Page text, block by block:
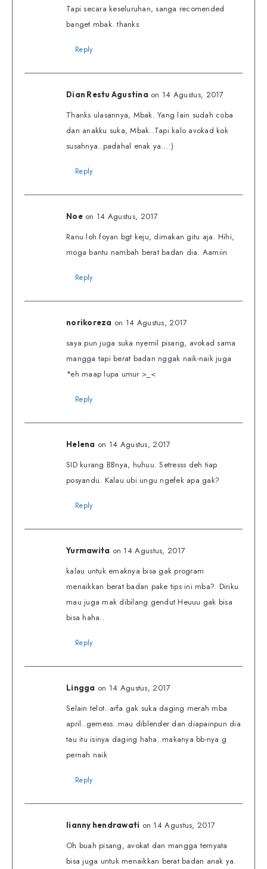
Tapi secara keseluruhan, sanga recomended
banget mbak. thanks
Reply
Dian Restu Agustina on 14 Agustus, 2017
Thanks ulasannya, Mbak. Yang lain sudah coba
dan anakku suka, Mbak..Tapi kalo avokad kok
susahnya..padahal enak ya…:)
Reply
Noe on 14 Agustus, 2017
Ranu loh foyan bgt keju, dimakan gitu aja. Hihi,
moga bantu nambah berat badan dia. Aamiin
Reply
norikoreza on 14 Agustus, 2017
saya pun juga suka nyemil pisang, avokad sama
mangga tapi berat badan nggak naik-naik juga
*eh maap lupa umur >_<
Reply
Helena on 14 Agustus, 2017
SID kurang BBnya, huhuu. Setresss deh tiap
posyandu. Kalau ubi ungu ngefek apa gak?
Reply
Yurmawita on 14 Agustus, 2017
kalau untuk emaknya bisa gak program
menaikkan berat badan pake tips ini mba?. Diriku
mau juga mak dibilang gendut Heuuu gak bisa
bisa haha..
Reply
Lingga on 14 Agustus, 2017
Selain telot..arfa gak suka daging merah mba
april..gemess..mau diblender dan diapainpun dia
tau itu isinya daging haha..makanya bb-nya g
pernah naik
Reply
lianny hendrawati on 14 Agustus, 2017
Oh buah pisang, avokat dan mangga ternyata
bisa juga untuk menaikkan berat badan anak ya.